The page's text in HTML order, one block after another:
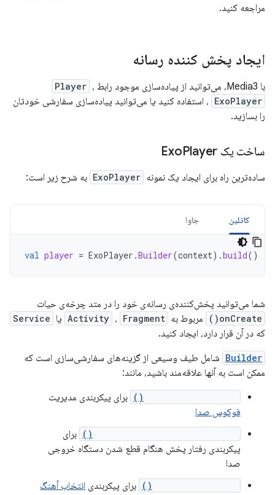
مراجعه کنید.
ایجاد پخش کننده رسانه
با Media3، می‌توانید از پیاده‌سازی موجود رابط Player ،
ExoPlayer ، استفاده کنید یا می‌توانید پیاده‌سازی سفارشی خودتان
را بسازید.
ساخت یک Exo Player
ساده‌ترین راه برای ایجاد یک نمونه ExoPlayer به شرح زیر است:
کاتلین جاوا
val player = ExoPlayer .Builder(context).build()
شما می‌توانید پخش‌کننده‌ی رسانه‌ی خود را در متد چرخه‌ی حیات
onCreate() مربوط به Activity ، Fragment یا Service
که در آن قرار دارد، ایجاد کنید.
Builder شامل طیف وسیعی از گزینه‌های سفارشی‌سازی است که
ممکن است به آنها علاقه‌مند باشید، مانند:
برای پیکربندی مدیریت
فوکوس صدا
برای
پیکربندی رفتار پخش هنگام قطع شدن دستگاه خروجی
صدا
برای پیکربندی انتخاب آهنگ